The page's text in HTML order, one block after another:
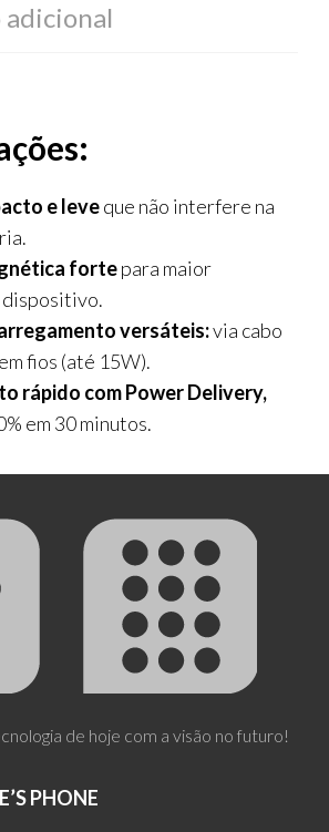
e leveque não interfere na
fortepara maior
dispositivo.
versáteis:via cabo
fios (até 15W).
rápido com Power Delivery,
em 30 minutos.
de hoje com a visão no futuro!
PHONE